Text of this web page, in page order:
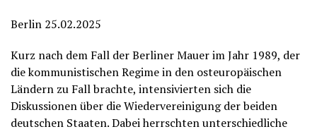
Berlin 25.02.2025
Kurz nach dem Fall der Berliner Mauer im Jahr 1989, der
die kommunistischen Regime in den osteuropäischen
Ländern zu Fall brachte, intensivierten sich die
Diskussionen über die Wiedervereinigung der beiden
deutschen Staaten. Dabei herrschten unterschiedliche